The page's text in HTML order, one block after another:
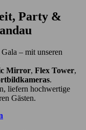
Party &
– mit unseren
Mirror, Flex Tower,
.
liefern hochwertige
Gästen.